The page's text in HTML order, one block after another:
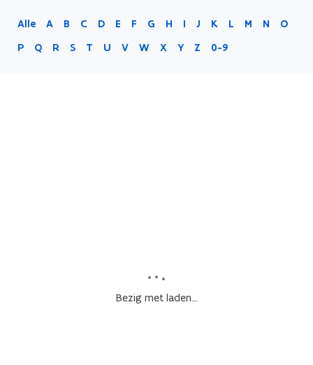
Alle A B C D E F G H I J K L M N
O
P
Q R S T U V W X Y Z 0-9
Bezig met laden...